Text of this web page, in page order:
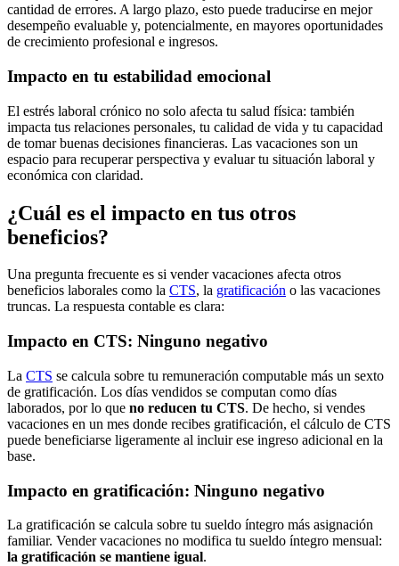
cantidad de errores. A largo plazo, esto puede traducirse en mejor
desempeño evaluable y, potencialmente, en mayores oportunidades
de crecimiento profesional e ingresos.
Impacto en tu estabilidad emocional
El estrés laboral crónico no solo afecta tu salud física: también
impacta tus relaciones personales, tu calidad de vida y tu capacidad
de tomar buenas decisiones financieras. Las vacaciones son un
espacio para recuperar perspectiva y evaluar tu situación laboral y
económica con claridad.
¿Cuál es el impacto en tus otros
beneficios?
Una pregunta frecuente es si vender vacaciones afecta otros
beneficios laborales como la CTS, la gratificación o las vacaciones
truncas. La respuesta contable es clara:
Impacto en CTS: Ninguno negativo
La CTS se calcula sobre tu remuneración computable más un sexto
de gratificación. Los días vendidos se computan como días
laborados, por lo que no reducen tu CTS. De hecho, si vendes
vacaciones en un mes donde recibes gratificación, el cálculo de CTS
puede beneficiarse ligeramente al incluir ese ingreso adicional en la
base.
Impacto en gratificación: Ninguno negativo
La gratificación se calcula sobre tu sueldo íntegro más asignación
familiar. Vender vacaciones no modifica tu sueldo íntegro mensual:
la gratificación se mantiene igual.